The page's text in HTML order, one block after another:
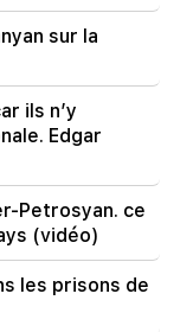
le terrain.
de
nouvelle
36°C
sur la
ils n’y
Edgar
Petrosyan. ce
(vidéo)
les prisons de